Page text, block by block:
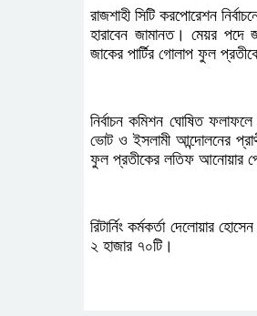
রাজশাহী সিটি করপোরেশন
হারাবেন জামানত। মেয়র পদে
জাকের পার্টির গোলাপ ফুল
নির্বাচন কমিশন ঘোষিত
ভোট ও ইসলামী আন্দোলনের
ফুল প্রতীকের লতিফ আনোয়ার
রিটার্নিং কর্মকর্তা দেলোয়ার
২ হাজার ৭০টি।